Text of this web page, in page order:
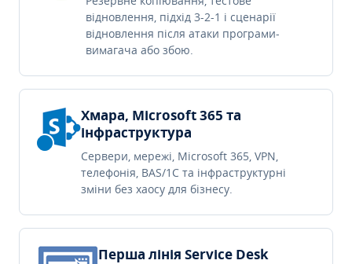
відновлення, підхід 3-2-1 і сценарії
відновлення після атаки програми-
вимагача або збою.
Хмара, Microsoft 365 та
інфраструктура
Сервери, мережі, Microsoft 365, VPN,
телефонія, BAS/1C та інфраструктурні
зміни без хаосу для бізнесу.
Перша лінія Service Desk